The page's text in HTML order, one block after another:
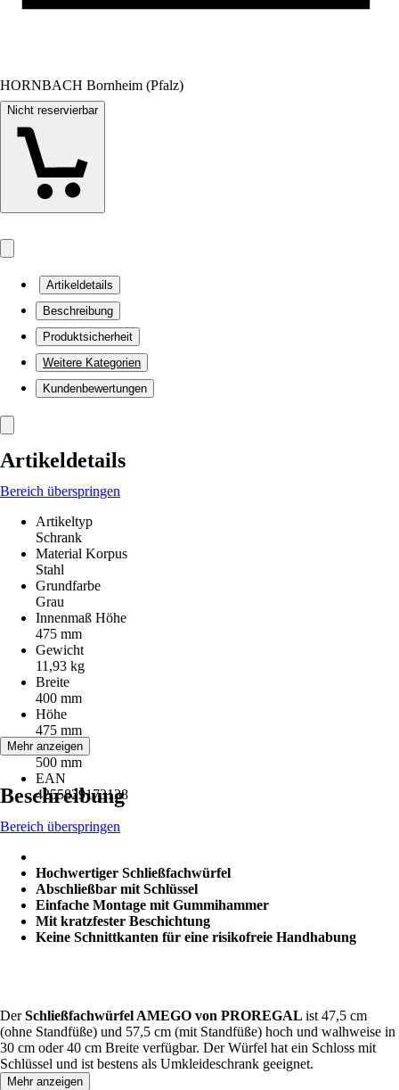
HORNBACH Bornheim (Pfalz)
Nicht reservierbar
Artikeldetails
Beschreibung
Produktsicherheit
Weitere Kategorien
Kundenbewertungen
Artikeldetails
Bereich überspringen
Artikeltyp
Schrank
Material Korpus
Stahl
Grundfarbe
Grau
Innenmaß Höhe
475 mm
Gewicht
11,93 kg
Breite
400 mm
Höhe
475 mm
Tiefe
500 mm
EAN
4255829173138
Mehr anzeigen
Beschreibung
Bereich überspringen
Hochwertiger Schließfachwürfel
Abschließbar mit Schlüssel
Einfache Montage mit Gummihammer
Mit kratzfester Beschichtung
Keine Schnittkanten für eine risikofreie Handhabung
DerSchließfachwürfel AMEGO von PROREGAL ist 47,5 cm
(ohne Standfüße) und 57,5 cm (mit Standfüße) hoch und walhweise in
30 cm oder 40 cm Breite verfügbar. Der Würfel hat ein Schloss mit
Schlüssel und ist bestens als Umkleideschrank geeignet.
Mehr anzeigen